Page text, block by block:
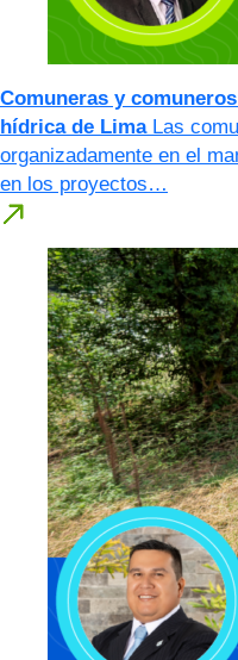
Comuneras y
hídrica de Lima Las
organizadamente en el
en los proyectos…